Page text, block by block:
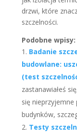
drzwi, które
szczelności.
Podobne wpisy:
Badanie
budowlane:
(test
zastanawiałeś
się nieprzyjemne
budynków,
Testy